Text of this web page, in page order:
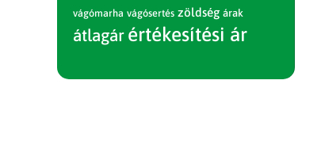
vágómarha vágósertés zöldség árak
átlagár értékesítési ár